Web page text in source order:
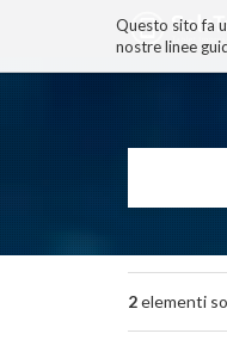
Questo sito fa
nostre linee
navigazione
2elementi